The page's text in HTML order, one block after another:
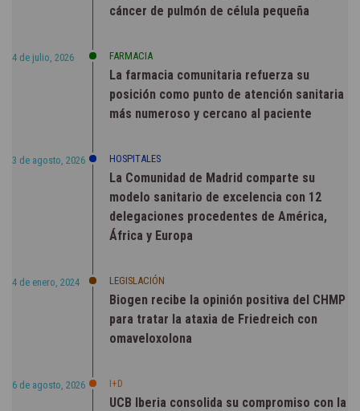
cáncer de pulmón de célula pequeña
4 de julio, 2026 FARMACIA
La farmacia comunitaria refuerza su
posición como punto de atención sanitaria
más numeroso y cercano al paciente
3 de agosto, 2026 HOSPITALES
La Comunidad de Madrid comparte su
modelo sanitario de excelencia con 12
delegaciones procedentes de América,
África y Europa
4 de enero, 2024 LEGISLACIÓN
Biogen recibe la opinión positiva del CHMP
para tratar la ataxia de Friedreich con
omaveloxolona
6 de agosto, 2026 I+D
UCB Iberia consolida su compromiso con la